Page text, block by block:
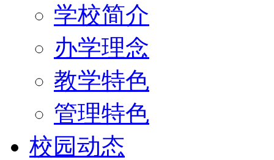
学校简介
办学理念
教学特色
管理特色
校园动态